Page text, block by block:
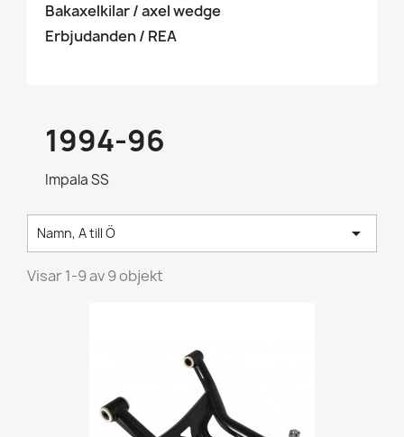
Bakaxelkilar / axel wedge
Erbjudanden / REA
1994-96
Impala SS
Namn, A till Ö 
Visar 1-9 av 9 objekt